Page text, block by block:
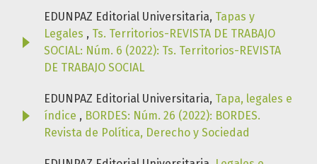
EDUNPAZ Editorial Universitaria, Tapas y
Legales , Ts. Territorios-REVISTA DE TRABAJO
SOCIAL: Núm. 6 (2022): Ts. Territorios-REVISTA
DE TRABAJO SOCIAL
EDUNPAZ Editorial Universitaria, Tapa, legales e
índice , BORDES: Núm. 26 (2022): BORDES.
Revista de Política, Derecho y Sociedad